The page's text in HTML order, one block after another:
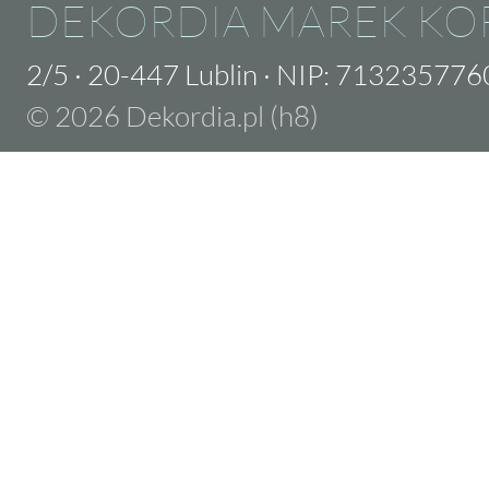
DEKORDIA MAREK
2/5 · 20-447 Lublin · NIP:
© 2026 Dekordia.pl (h8)